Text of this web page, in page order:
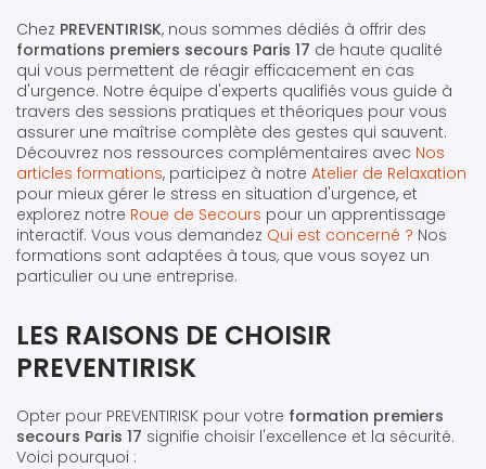
Chez PREVENTIRISK, nous sommes dédiés à offrir des
formations premiers secours Paris 17 de haute qualité
qui vous permettent de réagir efficacement en cas
d'urgence. Notre équipe d'experts qualifiés vous guide à
travers des sessions pratiques et théoriques pour vous
assurer une maîtrise complète des gestes qui sauvent.
Découvrez nos ressources complémentaires avec Nos
articles formations, participez à notre Atelier de Relaxation
pour mieux gérer le stress en situation d'urgence, et
explorez notre Roue de Secours pour un apprentissage
interactif. Vous vous demandez Qui est concerné ? Nos
formations sont adaptées à tous, que vous soyez un
particulier ou une entreprise.
LES RAISONS DE CHOISIR
PREVENTIRISK
Opter pour PREVENTIRISK pour votre formation premiers
secours Paris 17 signifie choisir l'excellence et la sécurité.
Voici pourquoi :